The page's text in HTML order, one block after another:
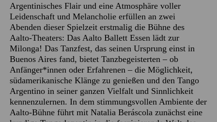
Argentinisches Flair und eine Atmosphäre voller
Leidenschaft und Melancholie erfüllen an zwei
Abenden dieser Spielzeit erstmalig die Bühne des
Aalto-Theaters: Das Aalto Ballett Essen lädt zur
Milonga! Das Tanzfest, das seinen Ursprung einst in
Buenos Aires fand, bietet Tanzbegeisterten – ob
Anfänger*innen oder Erfahrenen – die Möglichkeit,
südamerikanische Klänge zu genießen und den Tango
Argentino in seiner ganzen Vielfalt und Sinnlichkeit
kennenzulernen. In dem stimmungsvollen Ambiente der
Aalto-Bühne führt mit Natalia Beráscola zunächst eine